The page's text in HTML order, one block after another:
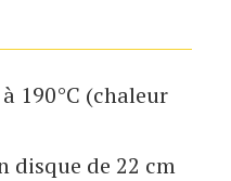
190°C (chaleur
disque de 22 cm